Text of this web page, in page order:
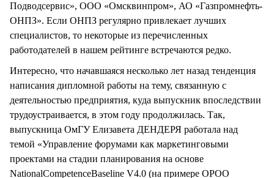
Подводсервис», ООО «Омсквинпром», АО «Газпромнефть-
ОНПЗ». Если ОНПЗ регулярно привлекает лучших
специалистов, то некоторые из перечисленных
работодателей в нашем рейтинге встречаются редко.
Интересно, что начавшаяся несколько лет назад тенденция
написания дипломной работы на тему, связанную с
деятельностью предприятия, куда выпускник впоследствии
трудоустраивается, в этом году продолжилась. Так,
выпускница ОмГУ Елизавета ДЕНДЕРЯ работала над
темой «Управление форумами как маркетинговыми
проектами на стадии планирования на основе
NationalCompetenceBaseline V4.0 (на примере ОРОО